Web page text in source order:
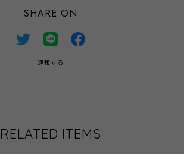
SHARE ON
通報する
RELATED ITEMS